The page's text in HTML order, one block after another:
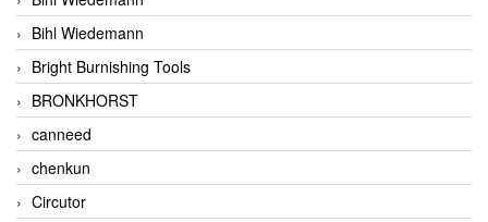
Bihl Wiedemann
Bright Burnishing Tools
BRONKHORST
canneed
chenkun
Circutor